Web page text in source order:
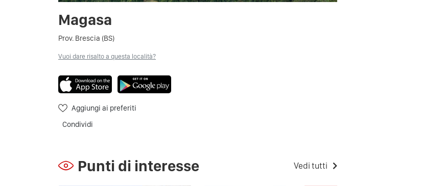
Magasa
Prov. Brescia (BS)
Vuoi dare risalto a questa località?
Aggiungi ai preferiti
Condividi
Punti di interesse Vedi tutti